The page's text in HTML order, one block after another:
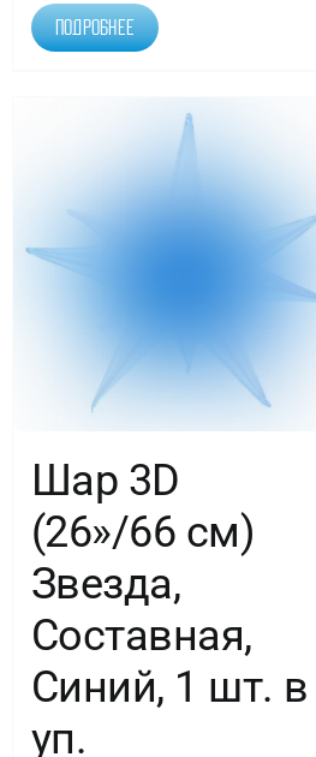
Подробнее
Шар 3D
(26»/66 см)
Звезда,
Составная,
Синий, 1 шт. в
уп.